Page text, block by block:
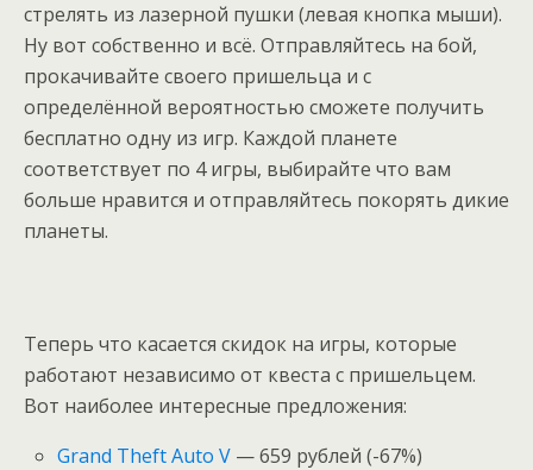
стрелять из лазерной пушки (левая кнопка мыши).
Ну вот собственно и всё. Отправляйтесь на бой,
прокачивайте своего пришельца и с
определённой вероятностью сможете получить
бесплатно одну из игр. Каждой планете
соответствует по 4 игры, выбирайте что вам
больше нравится и отправляйтесь покорять дикие
планеты.
Теперь что касается скидок на игры, которые
работают независимо от квеста с пришельцем.
Вот наиболее интересные предложения:
Grand Theft Auto V — 659 рублей (-67%)